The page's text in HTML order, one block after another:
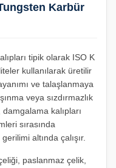
Karbür
tipik olarak ISO K
kullanılarak üretilir
ve talaşlanmaya
veya sızdırmazlık
kalıpları
sırasında
altında çalışır.
paslanmaz çelik,